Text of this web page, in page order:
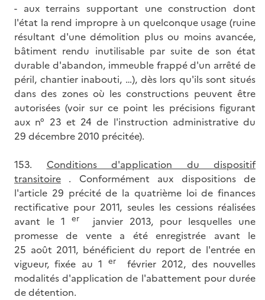
- aux terrains supportant une construction dont
l'état la rend impropre à un quelconque usage (ruine
résultant d'une démolition plus ou moins avancée,
bâtiment rendu inutilisable par suite de son état
durable d'abandon, immeuble frappé d'un arrêté de
péril, chantier inabouti, …), dès lors qu'ils sont situés
dans des zones où les constructions peuvent être
autorisées (voir sur ce point les précisions figurant
aux n° 23 et 24 de l'instruction administrative du
29 décembre 2010 précitée).
153. Conditions d'application du dispositif
transitoire . Conformément aux dispositions de
l'article 29 précité de la quatrième loi de finances
rectificative pour 2011, seules les cessions réalisées
avant le 1er
janvier 2013, pour lesquelles une
promesse de vente a été enregistrée avant le
25 août 2011, bénéficient du report de l'entrée en
vigueur, fixée au 1 erfévrier 2012, des nouvelles
modalités d'application de l'abattement pour durée
de détention.